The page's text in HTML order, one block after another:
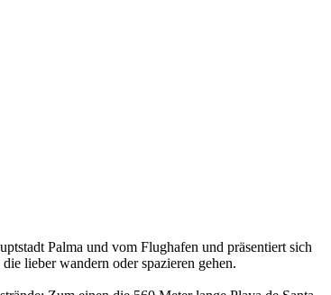
Palma und vom Flughafen und präsentiert sich
lieber wandern oder spazieren gehen.